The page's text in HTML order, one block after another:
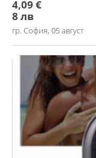
4,09 €
8 лв
гр. София, 05 август